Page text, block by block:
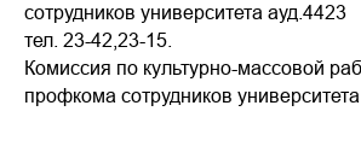
сотрудников университета ауд.4423
тел. 23-42,23-15.
Комиссия по культурно-массовой
профкома сотрудников университета